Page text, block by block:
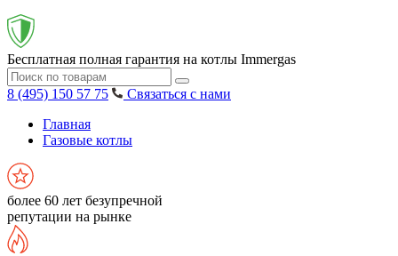
Бесплатная полная гарантия на котлы Immergas
8 (495) 150 57 75
Связаться с нами
Главная
Газовые котлы
более 60 лет безупречной
репутации на рынке